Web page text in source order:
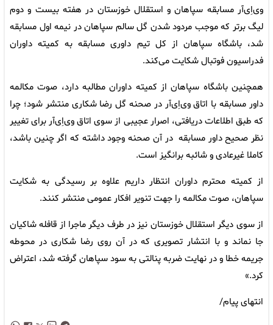
وی‌اِی‌آر مسابقه سپاهان و استقلال خوزستان در هفته بیست و دوم
لیگ برتر که موجب مردود شدن گل سالم سپاهان در نیمه اول مسابقه
شد، باشگاه سپاهان از کل تیم داوری مسابقه به کمیته داوران
فدراسیون فوتبال شکایت می‌کند.
همچنین باشگاه سپاهان از کمیته داوران مطالبه دارد، صوت مکالمه
داور مسابقه با اتاق وی‌اِی‌آر در صحنه گل رضا شکاری منتشر شود؛ چرا
که طبق اطلاعات دریافتی، اصرار عجیبی از سوی اتاق وی‌اِی‌آر برای تغییر
نظر صحیح داور مسابقه در آن صحنه وجود داشته که اگر چنین باشد،
کاملا غیرعادی و شائبه ‌برانگیز است.
از کمیته محترم داوران انتظار داریم علاوه بر رسیدگی به شکایت
سپاهان، صوت مکالمه را جهت تنویر افکار عمومی منتشر کنند.
از سوی دیگر استقلال خوزستان نیز در طرف دیگر ماجرا از قافله شاکیان
جا نماند و با انتشار تصویری که در آن روی رضا شکاری در محوطه
جریمه خطا و در نهایت ضربه پنالتی به سود سپاهان گرفته شد، اعتراض
کرد.»
انتهای پیام/